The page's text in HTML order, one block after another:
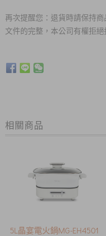
再次提醒您：退貨時請保持
文件的完整，本公司有權拒絕
相關商品
5L晶宴電火鍋MG-EH4501